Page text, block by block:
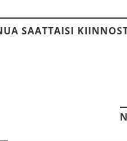
SAATTAISI